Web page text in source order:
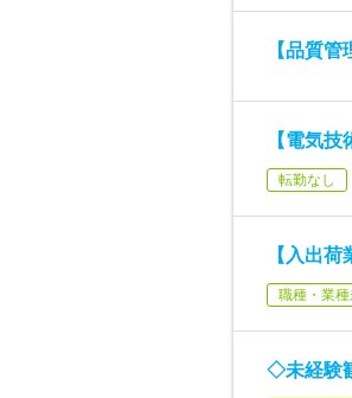
【品質
【電気
転勤なし
【入出
職種・業
◇未経験